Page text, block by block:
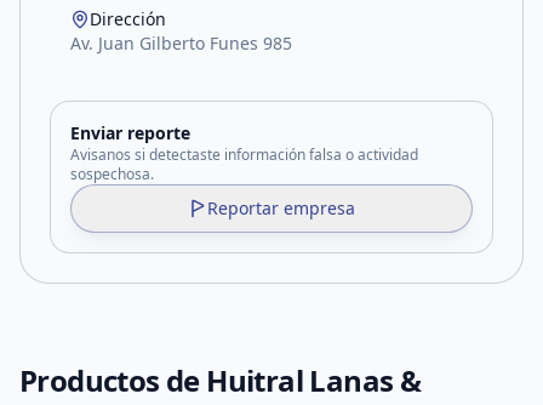
Dirección
Av. Juan Gilberto Funes 985
Enviar reporte
Avisanos si detectaste información falsa o actividad
sospechosa.
Reportar empresa
Productos de Huitral Lanas &